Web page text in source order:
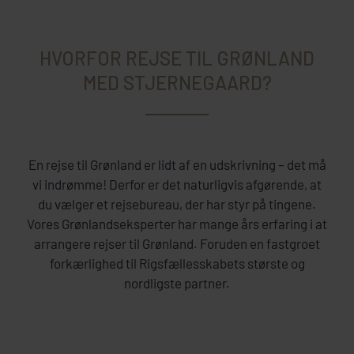
HVORFOR REJSE TIL GRØNLAND
MED STJERNEGAARD?
En rejse til Grønland er lidt af en udskrivning – det må
vi indrømme! Derfor er det naturligvis afgørende, at
du vælger et rejsebureau, der har styr på tingene.
Vores Grønlandseksperter har mange års erfaring i at
arrangere rejser til Grønland. Foruden en fastgroet
forkærlighed til Rigsfællesskabets største og
nordligste partner.